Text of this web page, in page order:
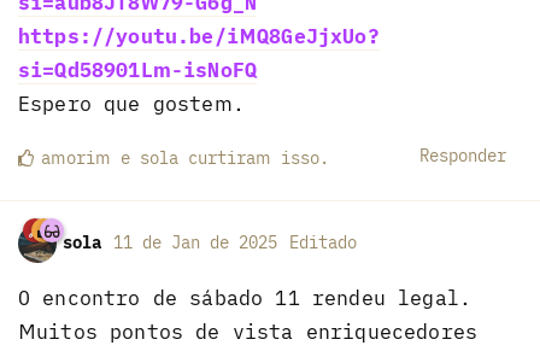
https://youtu.be/iMQ8GeJjxUo?
si=Qd58901Lm-isNoFQ
Espero que gostem.
Responder
amorim e sola curtiram isso.
sola 11 de Jan de 2025 Editado
O encontro de sábado 11 rendeu legal.
Muitos pontos de vista enriquecedores